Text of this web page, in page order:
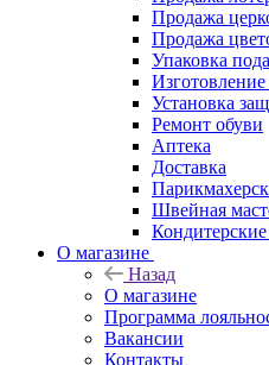
Продажа
Продажа
Упаковка
Установка
Ремонт обуви
Аптека
Доставка
Швейная
О магазине
Назад
О магазине
Программа
Вакансии
Контакты